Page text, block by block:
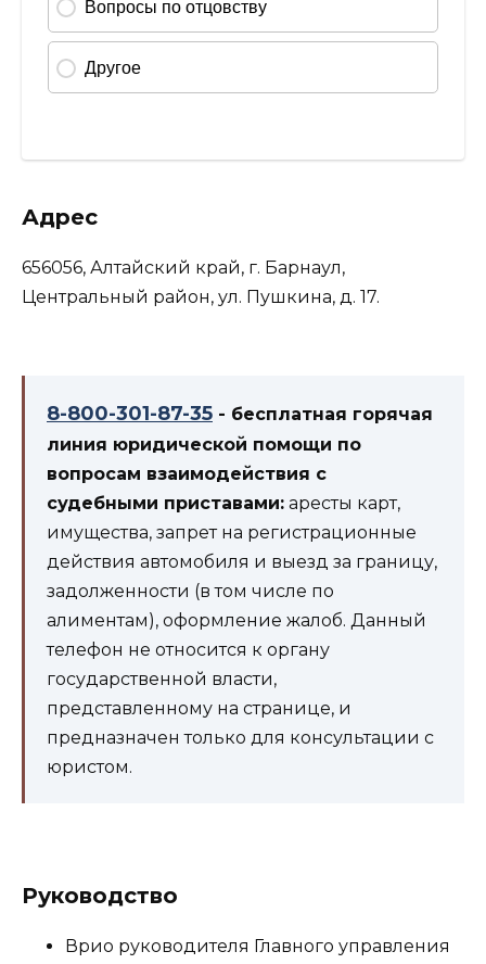
Адрес
656056, Алтайский край, г. Барнаул,
Центральный район, ул. Пушкина, д. 17.
8-800-301-87-35 - бесплатная горячая
линия юридической помощи по
вопросам взаимодействия с
судебными приставами: аресты карт,
имущества, запрет на регистрационные
действия автомобиля и выезд за границу,
задолженности (в том числе по
алиментам), оформление жалоб. Данный
телефон не относится к органу
государственной власти,
представленному на странице, и
предназначен только для консультации с
юристом.
Руководство
Врио руководителя Главного управления